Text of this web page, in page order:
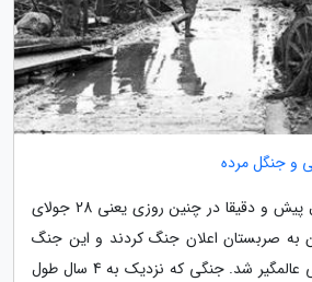
و جنگل مرده
روزنامه خراسان: 106 سال پیش و دقیقا در چنین روزی یعنی 28 جولای
به صربستان اعلان جنگ کردند و این جنگ
باعث به راه افتادن جنگی عالمگیر شد. جنگی که نزدیک به 4 سال طول